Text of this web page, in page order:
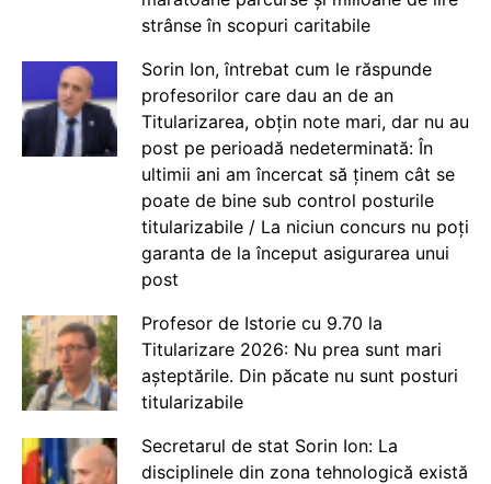
strânse în scopuri caritabile
Sorin Ion, întrebat cum le răspunde
profesorilor care dau an de an
Titularizarea, obțin note mari, dar nu au
post pe perioadă nedeterminată: În
ultimii ani am încercat să ținem cât se
poate de bine sub control posturile
titularizabile / La niciun concurs nu poți
garanta de la început asigurarea unui
post
Profesor de Istorie cu 9.70 la
Titularizare 2026: Nu prea sunt mari
așteptările. Din păcate nu sunt posturi
titularizabile
Secretarul de stat Sorin Ion: La
disciplinele din zona tehnologică există